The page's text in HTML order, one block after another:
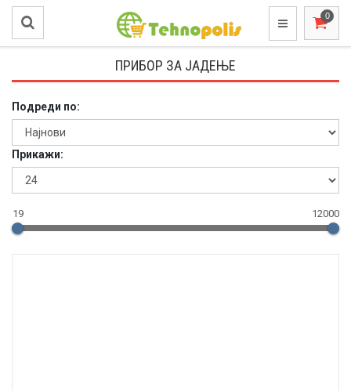
ПРИБОР ЗА ЈАДЕЊЕ
Подреди по:
Прикажи:
19 12000